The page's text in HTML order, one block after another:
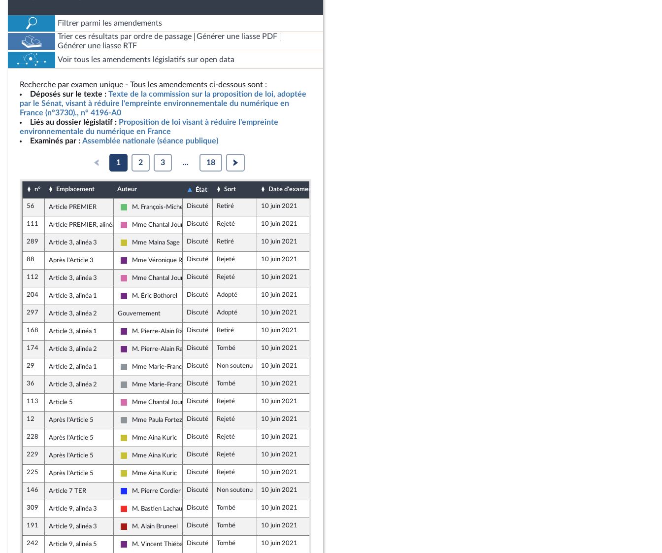
Filtrer parmi les amendements
Trier ces résultats par ordre de passage
Générer une liasse PDF
Générer une liasse RTF
Voir tous les amendements législatifs sur open data
Recherche par examen unique - Tous les amendements ci-dessous sont :
Déposés sur le texte : Texte de la commission sur la proposition de loi, adoptée
par le Sénat, visant à réduire l'empreinte environnementale du numérique en
France (n°3730)., n° 4196-A0
Liés au dossier législatif : Proposition de loi visant à réduire l'empreinte
environnementale du numérique en France
Examinés par : Assemblée nationale (séance publique)
1 2 3 ... 18
n° Emplacement Auteur État Sort Date d'examen
56 Article PREMIER
Libertés et Territoires
M. François-Michel Lambert
Discuté Retiré 10 juin 2021
111 Article PREMIER, alinéa 1
Socialistes et apparentés
Mme Chantal JourdanDiscuté Rejeté 10 juin 2021
289 Article 3, alinéa 3
Agir ensemble
Mme Maina Sage Discuté Retiré 10 juin 2021
88 Après l'Article 3
La République en Marche
Mme Véronique RiottonDiscuté Rejeté 10 juin 2021
112 Article 3, alinéa 3
Socialistes et apparentés
Mme Chantal JourdanDiscuté Rejeté 10 juin 2021
204 Article 3, alinéa 1
La République en Marche
M. Éric Bothorel Discuté Adopté 10 juin 2021
297 Article 3, alinéa 2 Gouvernement Discuté Adopté 10 juin 2021
168 Article 3, alinéa 1
La République en Marche
M. Pierre-Alain RaphanDiscuté Retiré 10 juin 2021
174 Article 3, alinéa 2
La République en Marche
M. Pierre-Alain RaphanDiscuté Tombé 10 juin 2021
29 Article 2, alinéa 1
Non inscrit
Mme Marie-France Lorho
Discuté Non soutenu 10 juin 2021
36 Article 3, alinéa 2
Non inscrit
Mme Marie-France Lorho
Discuté Tombé 10 juin 2021
113 Article 5
Socialistes et apparentés
Mme Chantal JourdanDiscuté Rejeté 10 juin 2021
12 Après l'Article 5
Non inscrit
Mme Paula Forteza Discuté Rejeté 10 juin 2021
228 Après l'Article 5
Agir ensemble
Mme Aina Kuric Discuté Rejeté 10 juin 2021
229 Après l'Article 5
Agir ensemble
Mme Aina Kuric Discuté Rejeté 10 juin 2021
225 Après l'Article 5
Agir ensemble
Mme Aina Kuric Discuté Rejeté 10 juin 2021
146 Article 7 TER
Les Républicains
M. Pierre Cordier Discuté Non soutenu 10 juin 2021
309 Article 9, alinéa 3
La France insoumise
M. Bastien Lachaud Discuté Tombé 10 juin 2021
191 Article 9, alinéa 3
Gauche démocrate et républicaine
M. Alain Bruneel Discuté Tombé 10 juin 2021
242 Article 9, alinéa 5
La République en Marche
M. Vincent ThiébautDiscuté Tombé 10 juin 2021